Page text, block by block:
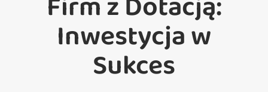
Inwestycja w
Sukces